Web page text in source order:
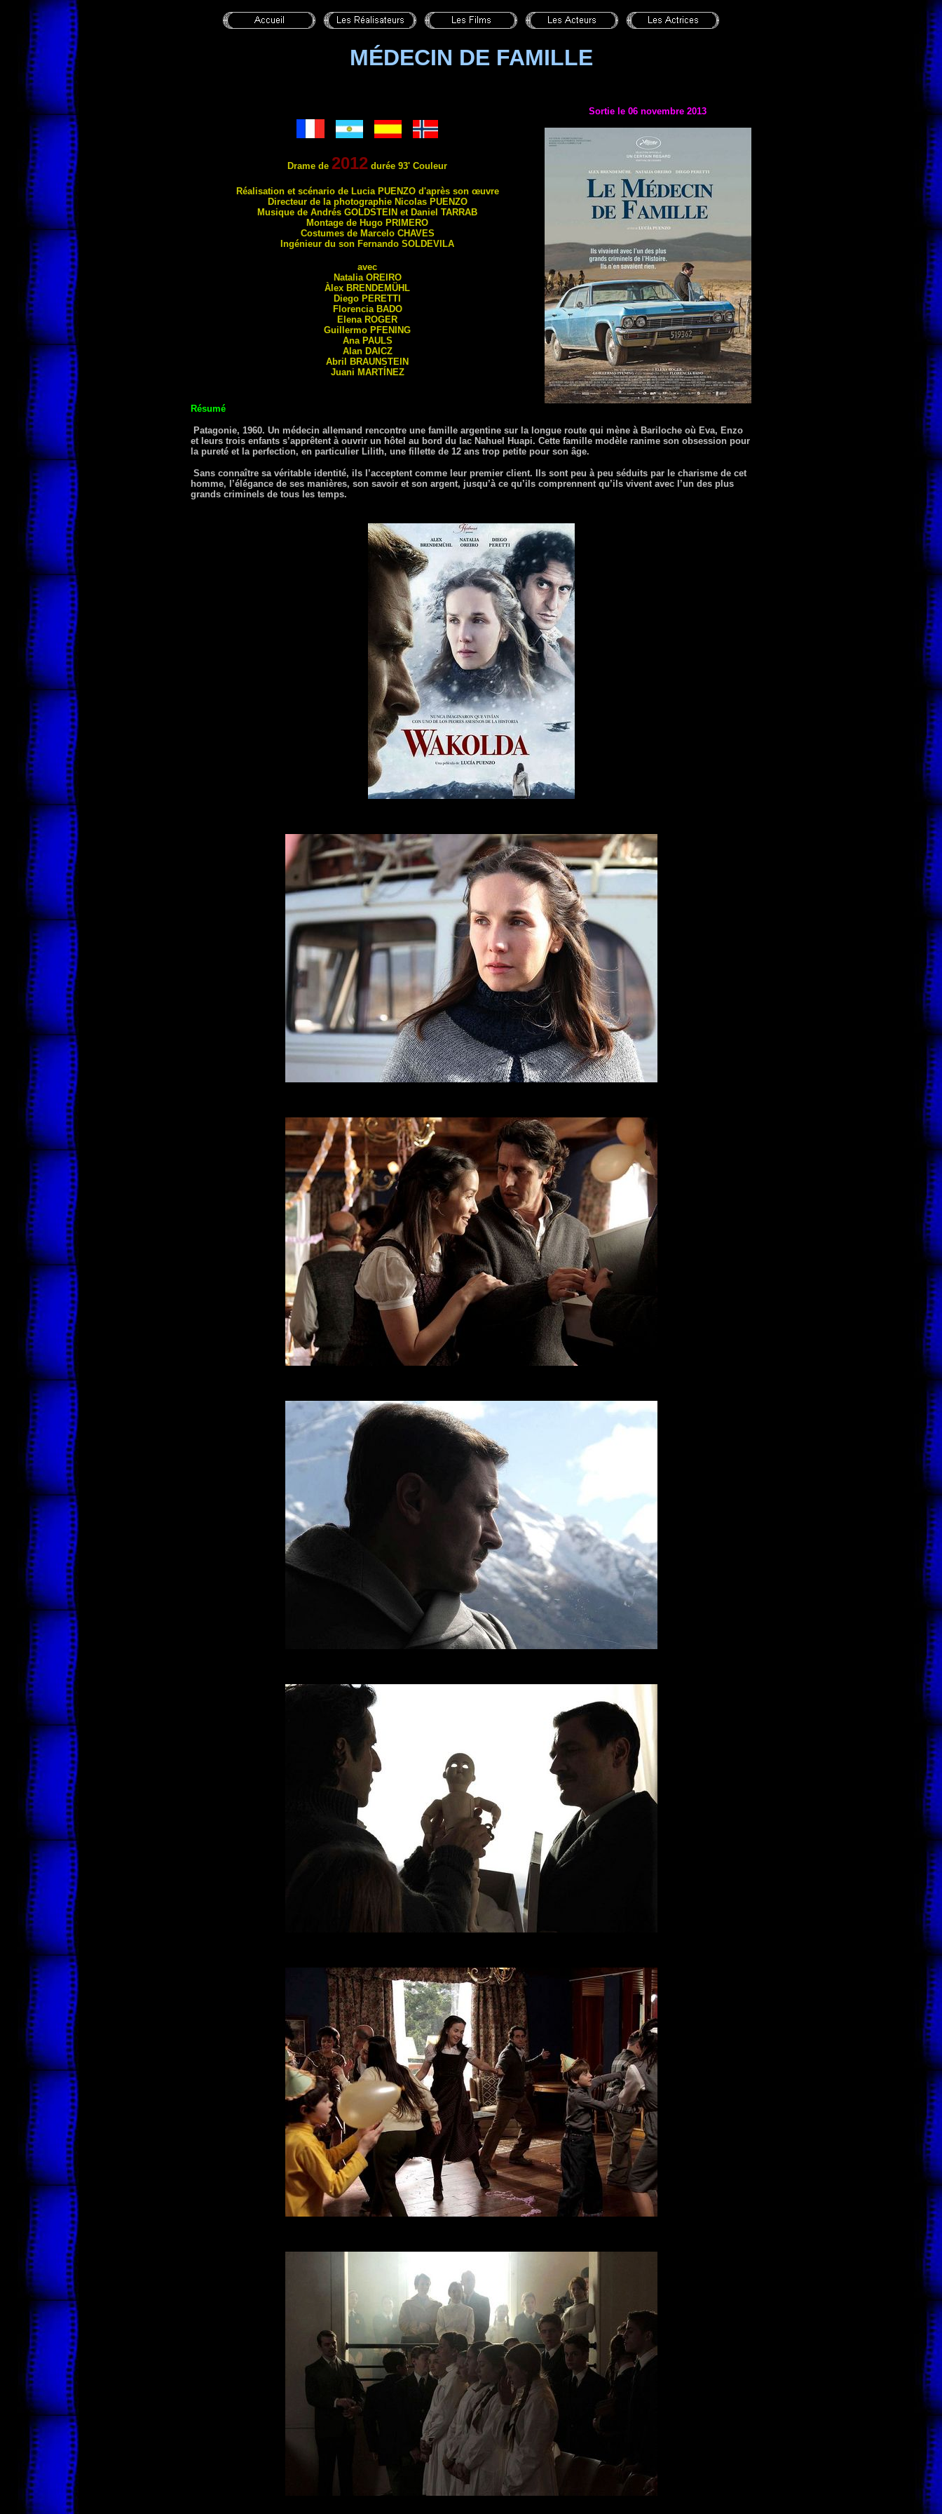
MÉDECIN DE FAMILLE
Drame de 2012 durée 93' Couleur
Réalisation et scénario de Lucia PUENZOd'après son œuvre
Directeur de la photographie Nicolas PUENZO
Musique de Andrés GOLDSTEIN et Daniel TARRAB
Montage de Hugo PRIMERO
Costumes de Marcelo CHAVES
Ingénieur du son Fernando SOLDEVILA
avec
Natalia OREIRO
Àlex BRENDEMÜHL
Diego PERETTI
Florencia BADO
Elena ROGER
Guillermo PFENING
Ana PAULS
Alan DAICZ
Abril
BRAUNSTEIN
Juani MARTÍNEZ
Sortie le 06 novembre 2013
Résumé
Patagonie, 1960. Un médecin allemand rencontre une famille argentine sur la longue route qui mène à Bariloche où Eva, Enzo
et leurs trois enfants s’apprêtent à ouvrir un hôtel au bord du lac Nahuel Huapi. Cette famille modèle ranime son obsession pour
la pureté et la perfection, en particulier Lilith, une fillette de 12 ans trop petite pour son âge.
Sans connaître sa véritable identité, ils l’acceptent comme leur premier client. Ils sont peu à peu séduits par le charisme de cet
homme, l’élégance de ses manières, son savoir et son argent, jusqu’à ce qu’ils comprennent qu’ils vivent avec l’un des plus
grands criminels de tous les temps.